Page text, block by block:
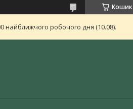
Кошик
найближчого робочого дня (10.08).